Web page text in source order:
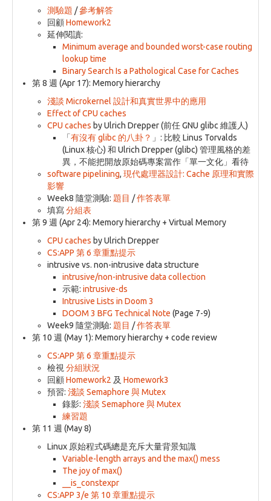
測驗題 /參考解答
回顧Homework2
延伸閱讀:
Minimum average and bounded worst-case routing
lookup time
Binary Search Is a Pathological Case for Caches
第 8 週 (Apr 17): Memory hierarchy
淺談 Microkernel 設計和真實世界中的應用
Effect of CPU caches
CPU caches by Ulrich Drepper (前任 GNU glibc 維護人)
「有沒有 glibc 的八卦？ 」: 比較 Linus Torvalds
(Linux 核心) 和 Ulrich Drepper (glibc) 管理風格的差
異，不能把開放原始碼專案當作「單一文化」看待
software pipelining, 現代處理器設計: Cache 原理和實際
影響
Week8 隨堂測驗: 題目 /作答表單
填寫分組表
第 9 週 (Apr 24): Memory hierarchy + Virtual Memory
CPU caches by Ulrich Drepper
CS:APP 第 6 章重點提示
intrusive vs. non-intrusive data structure
intrusive/non-intrusive data collection
示範: intrusive-ds
Intrusive Lists in Doom 3
DOOM 3 BFG Technical Note (Page 7-9)
Week9 隨堂測驗: 題目 /作答表單
第 10 週 (May 1): Memory hierarchy + code review
CS:APP 第 6 章重點提示
檢視 分組狀況
回顧Homework2 及 Homework3
預習: 淺談 Semaphore 與 Mutex
錄影: 淺談 Semaphore 與 Mutex
練習題
第 11 週 (May 8)
Linux 原始程式碼總是充斥大量背景知識
Variable-length arrays and the max() mess
The joy of max()
__is_constexpr
CS:APP 3/e 第 10 章重點提示